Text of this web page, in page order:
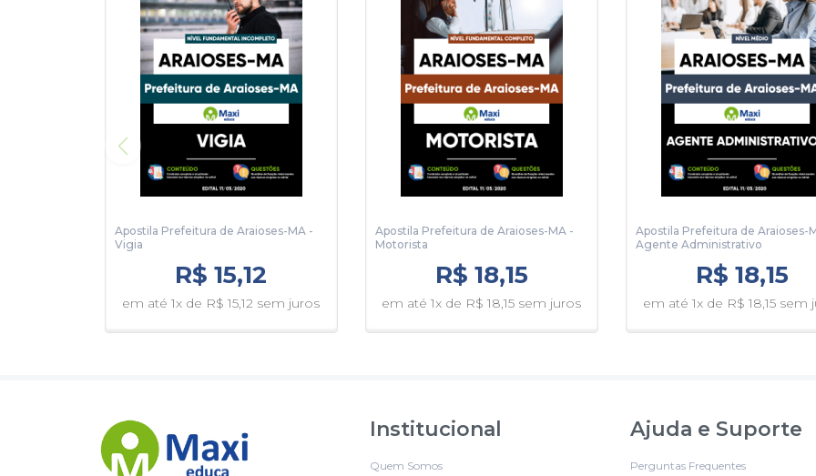
Apostila Prefeitura de Araioses-MA -
Vigia
R$ 15,12
em até 1x de R$ 15,12 sem juros
Apostila Prefeitura de Araioses-MA -
Motorista
R$ 18,15
em até 1x de R$ 18,15 sem juros
Apostila Prefeitura de Araioses-
Agente Administrativo
R$ 18,15
em até 1x de R$ 18,15 sem
Institucional
Quem Somos
Ajuda e Suporte
Perguntas Frequentes